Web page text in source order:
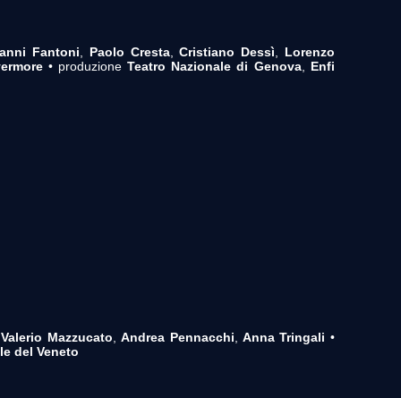
Fantoni Paolo Cresta,Cristiano Dessì
Lorenzo
• produzioneTeatro Nazionale di Genova, Enfi
Valerio Mazzucato,Andrea Pennacchi, Anna Tringali •
del Veneto